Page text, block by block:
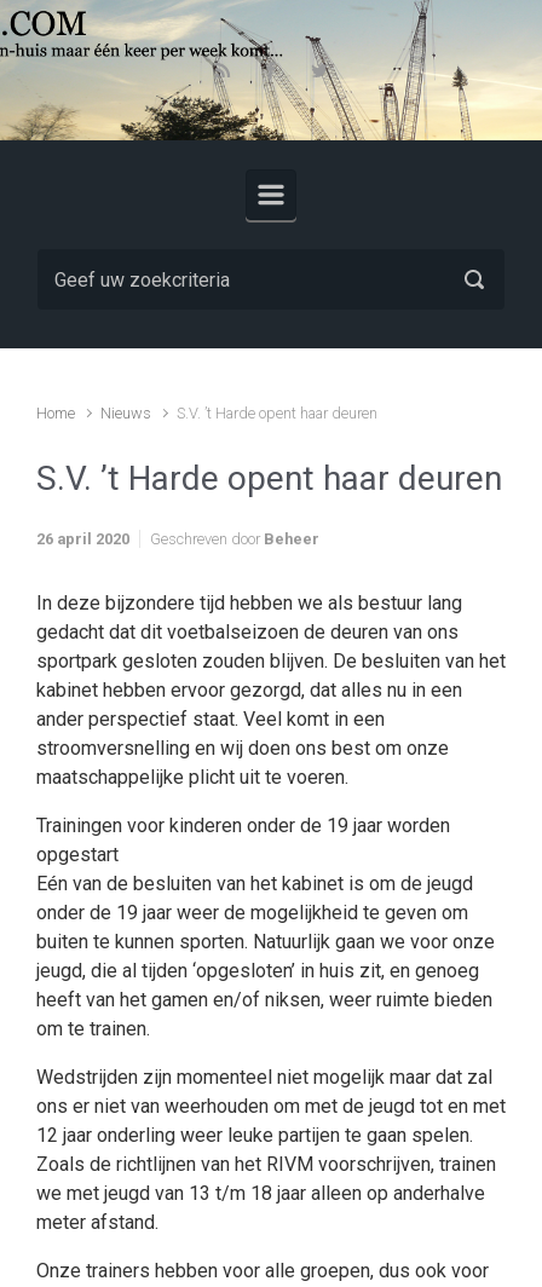
Skip to main content
Home Nieuws S.V. ’t Harde opent haar deuren
S.V. ’t Harde opent haar deuren
26 april 2020 Geschreven door Beheer
In deze bijzondere tijd hebben we als bestuur lang
gedacht dat dit voetbalseizoen de deuren van ons
sportpark gesloten zouden blijven. De besluiten van het
kabinet hebben ervoor gezorgd, dat alles nu in een
ander perspectief staat. Veel komt in een
stroomversnelling en wij doen ons best om onze
maatschappelijke plicht uit te voeren.
Trainingen voor kinderen onder de 19 jaar worden
opgestart
Eén van de besluiten van het kabinet is om de jeugd
onder de 19 jaar weer de mogelijkheid te geven om
buiten te kunnen sporten. Natuurlijk gaan we voor onze
jeugd, die al tijden ‘opgesloten’ in huis zit, en genoeg
heeft van het gamen en/of niksen, weer ruimte bieden
om te trainen.
Wedstrijden zijn momenteel niet mogelijk maar dat zal
ons er niet van weerhouden om met de jeugd tot en met
12 jaar onderling weer leuke partijen te gaan spelen.
Zoals de richtlijnen van het RIVM voorschrijven, trainen
we met jeugd van 13 t/m 18 jaar alleen op anderhalve
meter afstand.
Onze trainers hebben voor alle groepen, dus ook voor